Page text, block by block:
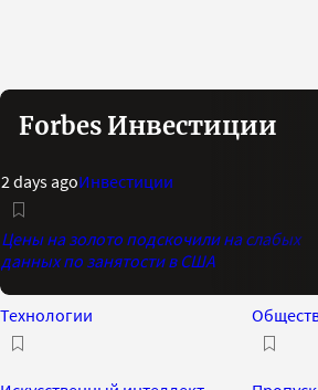
Forbes Инвестиции
2 days agoИнвестиции
Цены на золото подскочили на слабых
данных по занятости в США
Технологии